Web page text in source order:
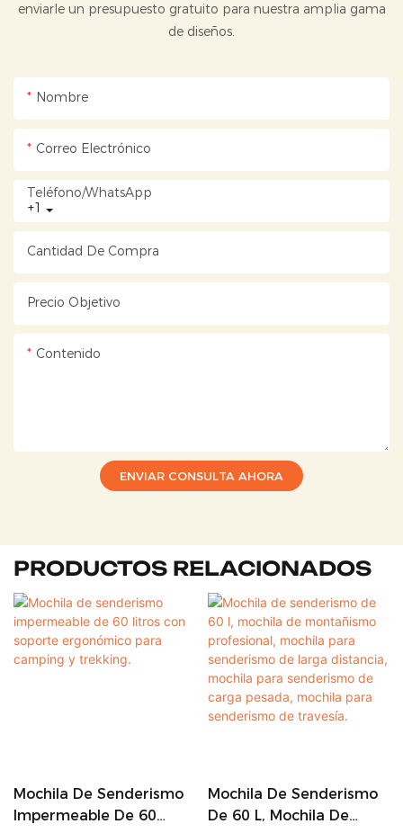
enviarle un presupuesto gratuito para nuestra amplia gama
de diseños.
Nombre
Correo Electrónico
+1
Teléfono/WhatsApp
Cantidad De Compra
Precio Objetivo
Contenido
ENVIAR CONSULTA AHORA
PRODUCTOS RELACIONADOS
Mochila De Senderismo
Impermeable De 60
Mochila De Senderismo
De 60 L, Mochila De